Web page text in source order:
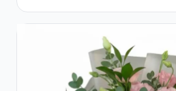
Trandafiri și Lisianthus